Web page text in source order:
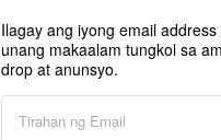
Ilagay ang iyong email
unang makaalam tungkol sa
drop at anunsyo.